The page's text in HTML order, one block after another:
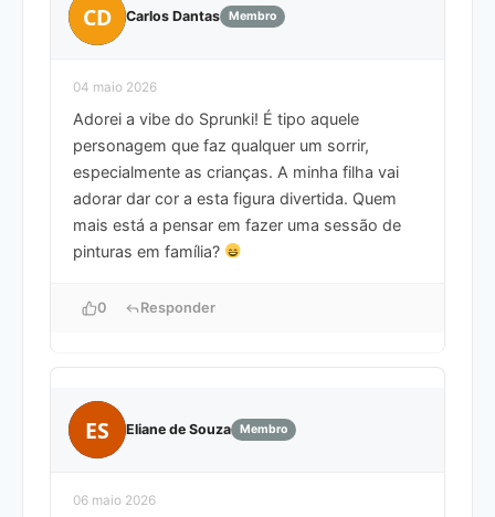
CD Carlos Dantas Membro
04 maio 2026
Adorei a vibe do Sprunki! É tipo aquele
personagem que faz qualquer um sorrir,
especialmente as crianças. A minha filha vai
adorar dar cor a esta figura divertida. Quem
mais está a pensar em fazer uma sessão de
pinturas em família?
0 Responder
ES Eliane de Souza Membro
06 maio 2026